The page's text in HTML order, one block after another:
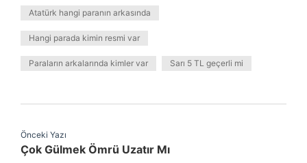
Atatürk hangi paranın arkasında
Hangi parada kimin resmi var
Paraların arkalarında kimler var Sarı 5 TL geçerli mi
Önceki Yazı
Çok Gülmek Ömrü Uzatır Mı